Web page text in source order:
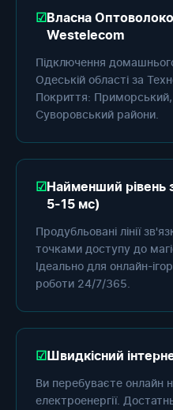
Власна
Westelecom
Підключення
Одеській області за
Покриття:
Суворовський райони.
Найменший рівень
5-15 мс)
Продубльовані лінії
точками доступу до
Ідеально для онлайн-
роботи 24/7/365.
Швидкісний
Ви перебуваєте онлайн
електроенергії.